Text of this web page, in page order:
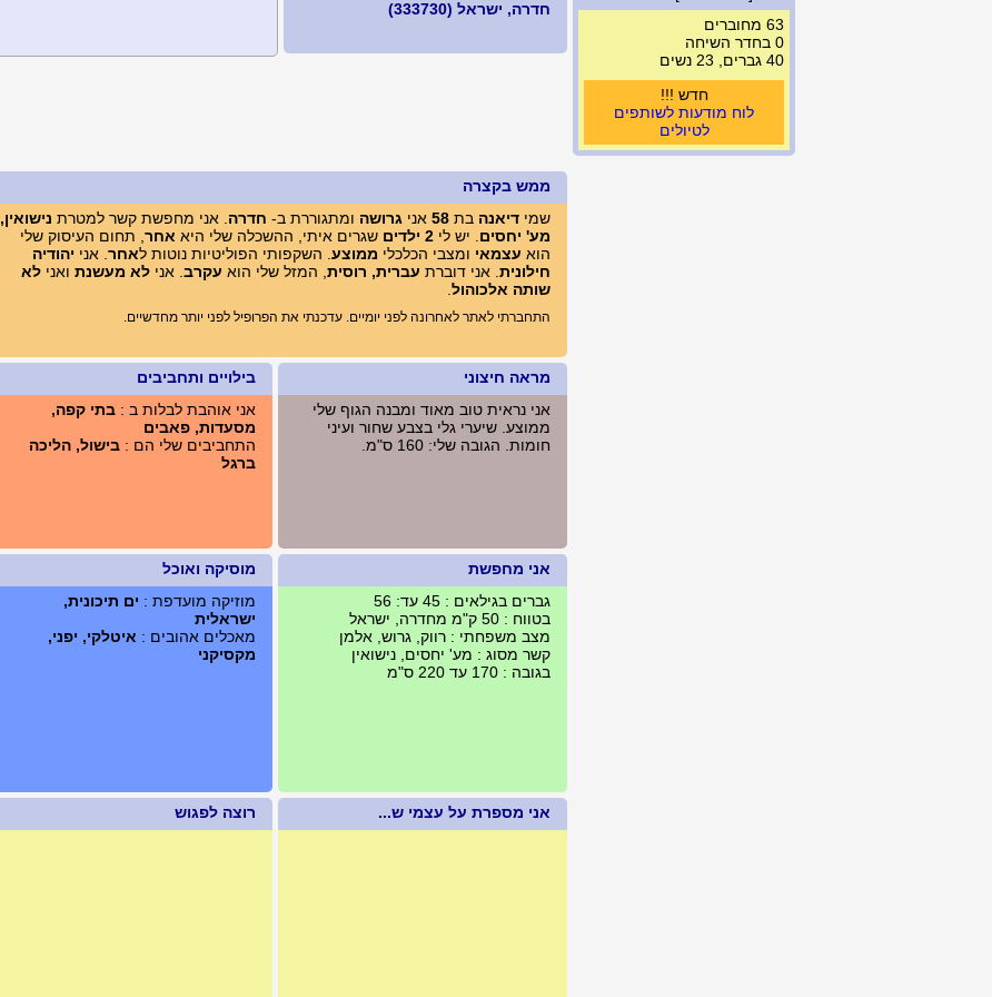
63 מחוברים
0 בחדר השיחה
40 גברים, 23 נשים
חדש !!!
לוח מודעות לשותפים
לטיולים
חדרה, ישראל (333730)
ממש בקצרה
שמי דיאנה בת 58 אני גרושה ומתגוררת ב- חדרה . אני מחפשת קשר למטרת נישואין,
מע' יחסים . יש לי 2 ילדים שגרים איתי, ההשכלה שלי היא אחר , תחום העיסוק שלי
הוא עצמאי ומצבי הכלכלי ממוצע . השקפותי הפוליטיות נוטות לאחר . אני יהודיה
חילונית . אני דוברת עברית, רוסית , המזל שלי הוא עקרב . אני לא מעשנת ואני לא
שותה אלכוהול
התחברתי לאתר לאחרונה לפני יומיים. עדכנתי את הפרופיל לפני יותר מחדשיים.
מראה חיצוני
אני נראית טוב מאוד ומבנה הגוף שלי
ממוצע. שיערי גלי בצבע שחור ועיני
חומות. הגובה שלי: 160 ס"מ.
אני מחפשת
גברים בגילאים : 45 עד: 56
בטווח : 50 ק"מ מחדרה, ישראל
מצב משפחתי : רווק, גרוש, אלמן
קשר מסוג : מע' יחסים, נישואין
בגובה : 170 עד 220 ס"מ
אני מספרת על עצמי ש...
בילויים ותחביבים
אני אוהבת לבלות ב : בתי קפה,
מסעדות, פאבים
התחביבים שלי הם : בישול, הליכה
ברגל
מוסיקה ואוכל
מוזיקה מועדפת : ים תיכונית,
ישראלית
מאכלים אהובים : איטלקי, יפני,
מקסיקני
רוצה לפגוש